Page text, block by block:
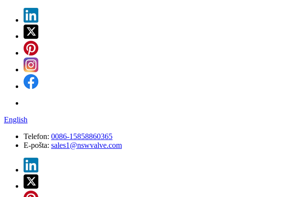
English
Telefon: 0086-15858860365
E-pošta: sales1@nswvalve.com